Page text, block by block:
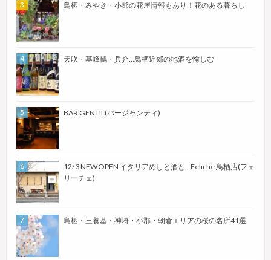
鳥栖・みやき・小郡の花屋情報もあり！花のある暮らし
天吹・基峰鶴・兵介…鳥栖近郊の地酒を愉しむ
BAR GENTIL(バージャンティ)
12/3 NEWOPEN イタリアめしと酒と…Feliche 鳥栖店(フェ
リーチェ)
鳥栖・三養基・神埼・小郡・朝倉エリアの桜の名所41選